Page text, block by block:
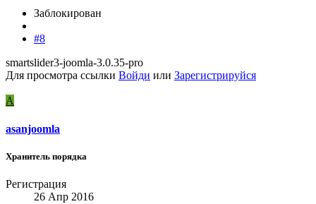
Заблокирован
#8
smartslider3-joomla-3.0.35-pro
Для просмотра ссылки Войди или Зарегистрируйся
A
asanjoomla
Хранитель порядка
Регистрация
26 Апр 2016